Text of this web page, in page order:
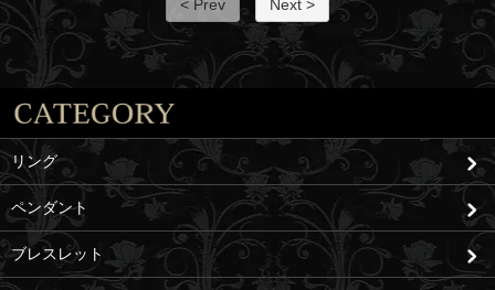
< Prev Next >
リング
ペンダント
ブレスレット